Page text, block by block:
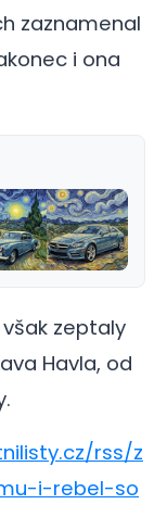
zaznamenal
i ona
zeptaly
Havla, od
rss/z
i-rebel-so